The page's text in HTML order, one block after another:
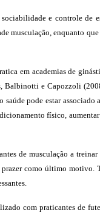
e controle de
musculação, enquanto
em academias de
Balbinotti e Capozzoli
pode estar associado
físico,
de musculação a
prazer como último
com praticantes de